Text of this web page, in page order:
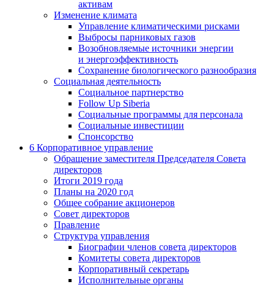
активам
Изменение климата
Управление климатическими рисками
Выбросы парниковых газов
Возобновляемые источники энергии
и энергоэффективность
Сохранение биологического разнообразия
Социальная деятельность
Социальное партнерство
Follow Up Siberia
Социальные программы для персонала
Социальные инвестиции
Спонсорство
6 Корпоративное управление
Обращение заместителя Председателя Совета
директоров
Итоги 2019 года
Планы на 2020 год
Общее собрание акционеров
Совет директоров
Правление
Структура управления
Биографии членов совета директоров
Комитеты совета директоров
Корпоративный секретарь
Исполнительные органы